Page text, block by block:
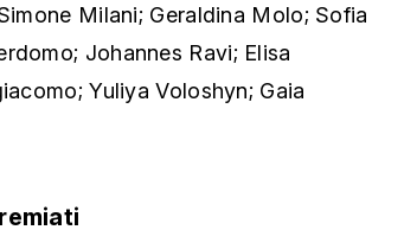
Milani; Geraldina Molo; Sofia
Johannes Ravi; Elisa
Yuliya Voloshyn; Gaia